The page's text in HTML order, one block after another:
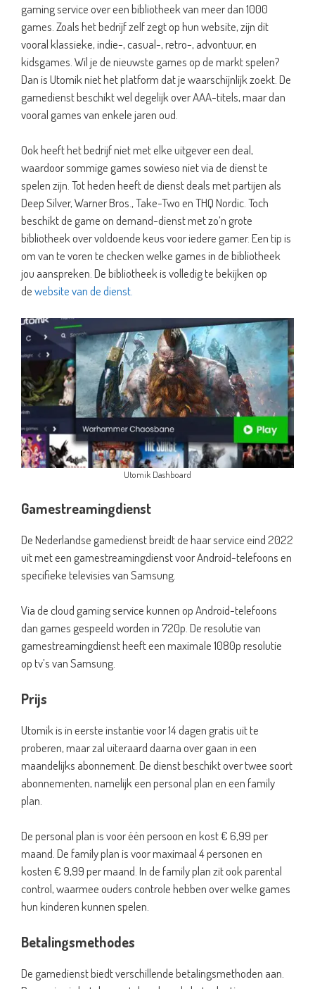
gaming service over een bibliotheek van meer dan 1000
games. Zoals het bedrijf zelf zegt op hun website, zijn dit
vooral klassieke, indie-, casual-, retro-, advontuur, en
kidsgames. Wil je de nieuwste games op de markt spelen?
Dan is Utomik niet het platform dat je waarschijnlijk zoekt. De
gamedienst beschikt wel degelijk over AAA-titels, maar dan
vooral games van enkele jaren oud.
Ook heeft het bedrijf niet met elke uitgever een deal,
waardoor sommige games sowieso niet via de dienst te
spelen zijn. Tot heden heeft de dienst deals met partijen als
Deep Silver, Warner Bros., Take-Two en THQ Nordic. Toch
beschikt de game on demand-dienst met zo’n grote
bibliotheek over voldoende keus voor iedere gamer. Een tip is
om van te voren te checken welke games in de bibliotheek
jou aanspreken. De bibliotheek is volledig te bekijken op
dewebsite van de dienst.
Utomik Dashboard
Gamestreamingdienst
De Nederlandse gamedienst breidt de haar service eind 2022
uit met een gamestreamingdienst voor Android-telefoons en
specifieke televisies van Samsung.
Via de cloud gaming service kunnen op Android-telefoons
dan games gespeeld worden in 720p. De resolutie van
gamestreamingdienst heeft een maximale 1080p resolutie
op tv’s van Samsung.
Prijs
Utomik is in eerste instantie voor 14 dagen gratis uit te
proberen, maar zal uiteraard daarna over gaan in een
maandelijks abonnement. De dienst beschikt over twee soort
abonnementen, namelijk een personal plan en een family
plan.
De personal plan is voor één persoon en kost € 6,99 per
maand. De family plan is voor maximaal 4 personen en
kosten € 9,99 per maand. In de family plan zit ook parental
control, waarmee ouders controle hebben over welke games
hun kinderen kunnen spelen.
Betalingsmethodes
De gamedienst biedt verschillende betalingsmethoden aan.